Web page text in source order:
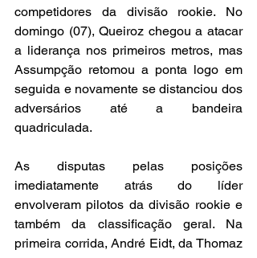
competidores da divisão rookie. No
domingo (07), Queiroz chegou a atacar
a liderança nos primeiros metros, mas
Assumpção retomou a ponta logo em
seguida e novamente se distanciou dos
adversários até a bandeira
quadriculada.
As disputas pelas posições
imediatamente atrás do líder
envolveram pilotos da divisão rookie e
também da classificação geral. Na
primeira corrida, André Eidt, da Thomaz